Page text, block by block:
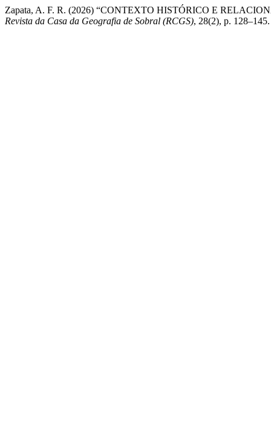
Zapata, A. F. R. (2026) “CONTEXTO HISTÓRICO E
Revista da Casa da Geografia de Sobral (RCGS), 28(2), p.